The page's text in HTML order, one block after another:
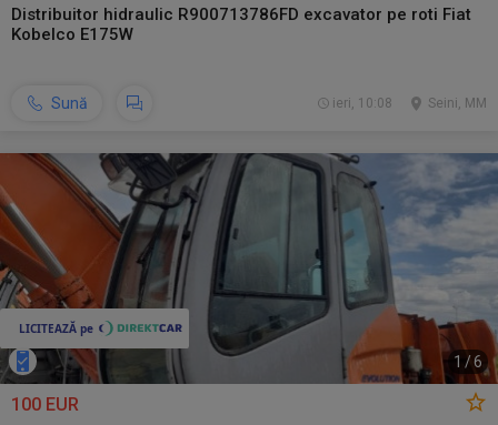
Distribuitor hidraulic R900713786FD excavator pe roti Fiat
Kobelco E175W
Sună Seini, MM
ieri, 10:08
1 /6
100 EUR